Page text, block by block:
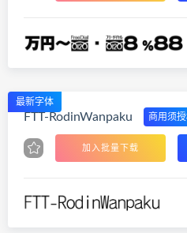
最新字体
FTT-RodinWanpaku 商用须
加入批量下载